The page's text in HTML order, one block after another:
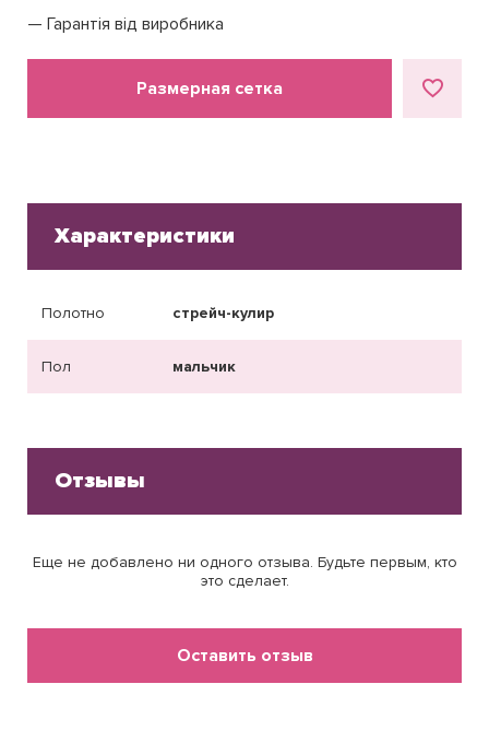
Гарантія від виробника
Размерная сетка
Характеристики
Полотно стрейч-кулир
Пол мальчик
Отзывы
Еще не добавлено ни одного отзыва. Будьте первым, кто
это сделает.
Оставить отзыв